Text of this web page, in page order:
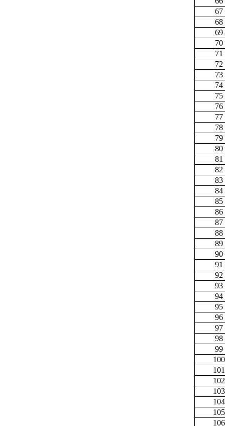
67
68
69
70
71
72
73
74
75
76
77
78
79
80
81
82
83
84
85
86
87
88
89
90
91
92
93
94
95
96
97
98
99
100
101
102
103
104
105
106